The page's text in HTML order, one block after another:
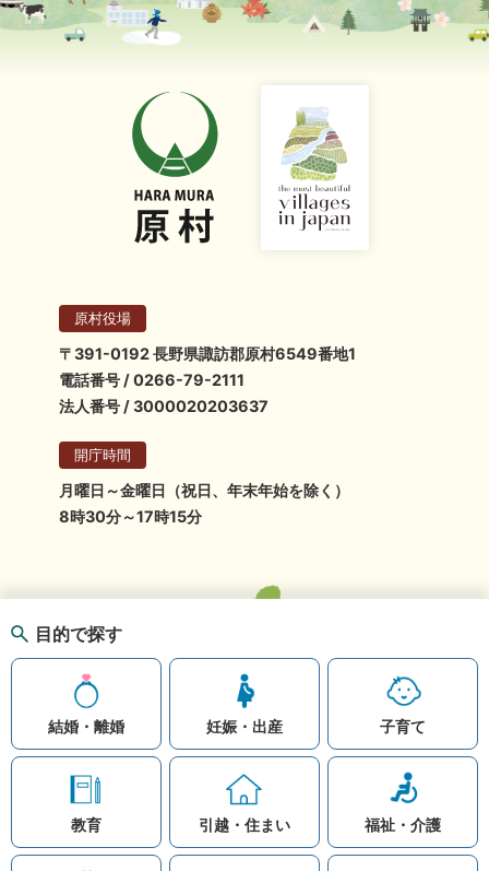
目的で探す
結婚・離婚 妊娠・出産 子育て
教育 引越・住まい 福祉・介護
原村役場
〒391-0192 長野県諏訪郡原村6549番地1
電話番号 / 0266-79-2111
法人番号 / 3000020203637
開庁時間
月曜日～金曜日（祝日、年末年始を除く）
8時30分～17時15分